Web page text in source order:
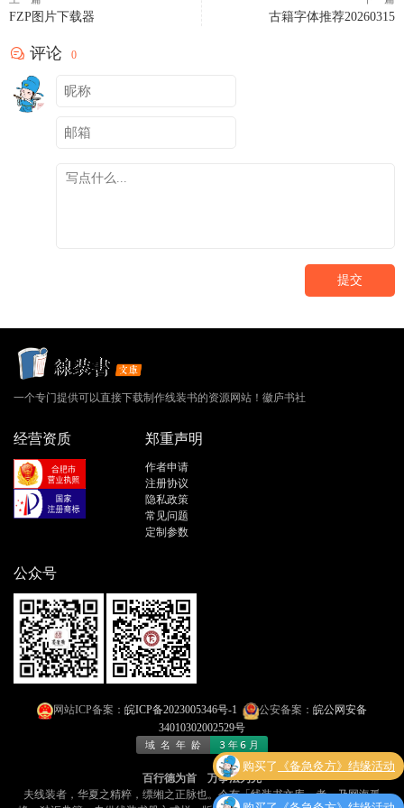
FZP图片下载器 古籍字体推荐20260315
评论 0
提交
一个专门提供可以直接下载制作线装书的资源网站！徽庐书社
经营资质 郑重声明
作者申请
注册协议
隐私政策
常见问题
定制参数
公众号
网站ICP备案： 皖ICP备2023005346号-1 公安备案： 皖公网安备
34010302002529号
百行德为首 万事法为先
夫线装者，华夏之精粹，缥缃之正脉也​​。今有「线装书文库」者，乃​​网海孤
购买了 《备急灸方》结缘活动
购买了 《备急灸方》结缘活动